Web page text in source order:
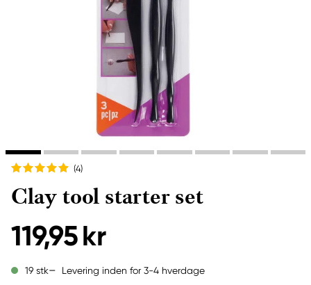
(4)
Clay tool starter set
119,95 kr
19 stk Levering inden for 3-4 hverdage